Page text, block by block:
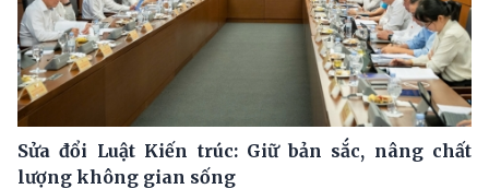
Sửa đổi Luật Kiến trúc: Giữ bản sắc, nâng chất
lượng không gian sống